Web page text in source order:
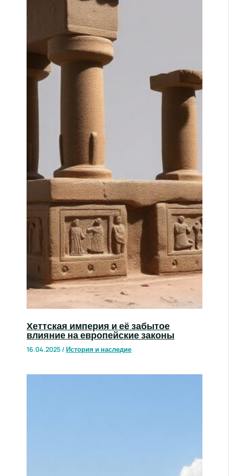
Хеттская империя и её забытое
влияние на европейские законы
16.04.2025/История и наследие